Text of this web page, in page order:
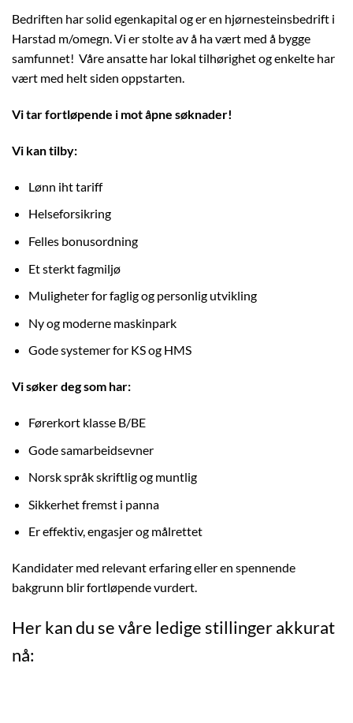
Bedriften har solid egenkapital og er en hjørnesteinsbedrift i
Harstad m/omegn. Vi er stolte av å ha vært med å bygge
samfunnet! Våre ansatte har lokal tilhørighet og enkelte har
vært med helt siden oppstarten.
Vi tar fortløpende i mot åpne søknader!
Vi kan tilby:
Lønn iht tariff
Helseforsikring
Felles bonusordning
Et sterkt fagmiljø
Muligheter for faglig og personlig utvikling
Ny og moderne maskinpark
Gode systemer for KS og HMS
Vi søker deg som har:
Førerkort klasse B/BE
Gode samarbeidsevner
Norsk språk skriftlig og muntlig
Sikkerhet fremst i panna
Er effektiv, engasjer og målrettet
Kandidater med relevant erfaring eller en spennende
bakgrunn blir fortløpende vurdert.
Her kan du se våre ledige stillinger akkurat
nå: